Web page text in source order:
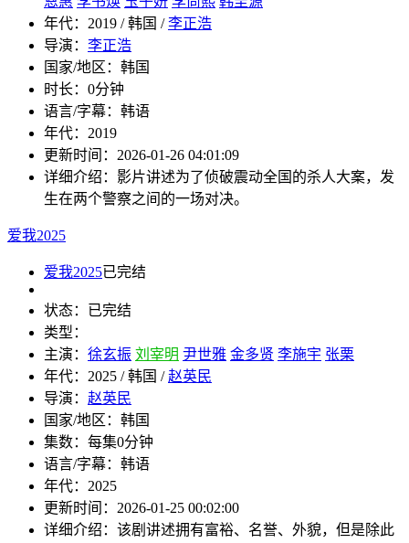
年代： 2019 / 韩国 /李正浩
导演： 李正浩
国家/地区： 韩国
时长： 0分钟
语言/字幕： 韩语
年代： 2019
更新时间： 2026-01-26 04:01:09
详细介绍： 影片讲述为了侦破震动全国的杀人大案，发
生在两个警察之间的一场对决。
爱我2025
爱我2025已完结
状态： 已完结
类型：
主演： 徐玄振 刘宰明 尹世雅 金多贤 李施宇 张栗
年代： 2025 / 韩国 /赵英民
导演： 赵英民
国家/地区： 韩国
集数： 每集0分钟
语言/字幕： 韩语
年代： 2025
更新时间： 2026-01-25 00:02:00
详细介绍： 该剧讲述拥有富裕、名誉、外貌，但是除此